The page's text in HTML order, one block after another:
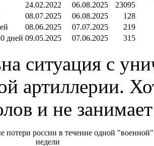
24.02.2022 06.08.2025
23095
08.07.2025 06.08.2025
128
08.06.2025 07.07.2025
219
дней 09.05.2025 07.06.2025 315
ситуация с
артиллерии.
и не
потери россии в течение одной "военной"
недели